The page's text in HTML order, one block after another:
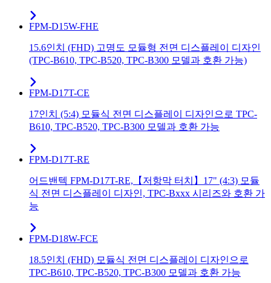
FPM-D15W-FHE
15.6인치 (FHD) 고명도 모듈형 전면 디스플레이 디자인
(TPC-B610, TPC-B520, TPC-B300 모델과 호환 가능)
FPM-D17T-CE
17인치 (5:4) 모듈식 전면 디스플레이 디자인으로 TPC-
B610, TPC-B520, TPC-B300 모델과 호환 가능
FPM-D17T-RE
어드밴텍 FPM-D17T-RE,【저항막 터치】17" (4:3) 모듈
식 전면 디스플레이 디자인, TPC-Bxxx 시리즈와 호환 가
능
FPM-D18W-FCE
18.5인치 (FHD) 모듈식 전면 디스플레이 디자인으로
TPC-B610, TPC-B520, TPC-B300 모델과 호환 가능